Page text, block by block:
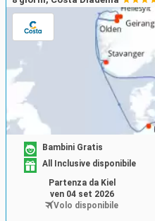
Bambini Gratis
All Inclusive disponibile
Partenza da Kiel
ven 04 set 2026
Volo disponibile